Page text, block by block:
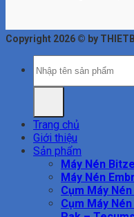
Copyright 2026 © by
kiếm:
Trang chủ
Giới thiệu
Sản phẩm
Máy Nén
Máy Nén
Cụm Máy
Cụm Máy